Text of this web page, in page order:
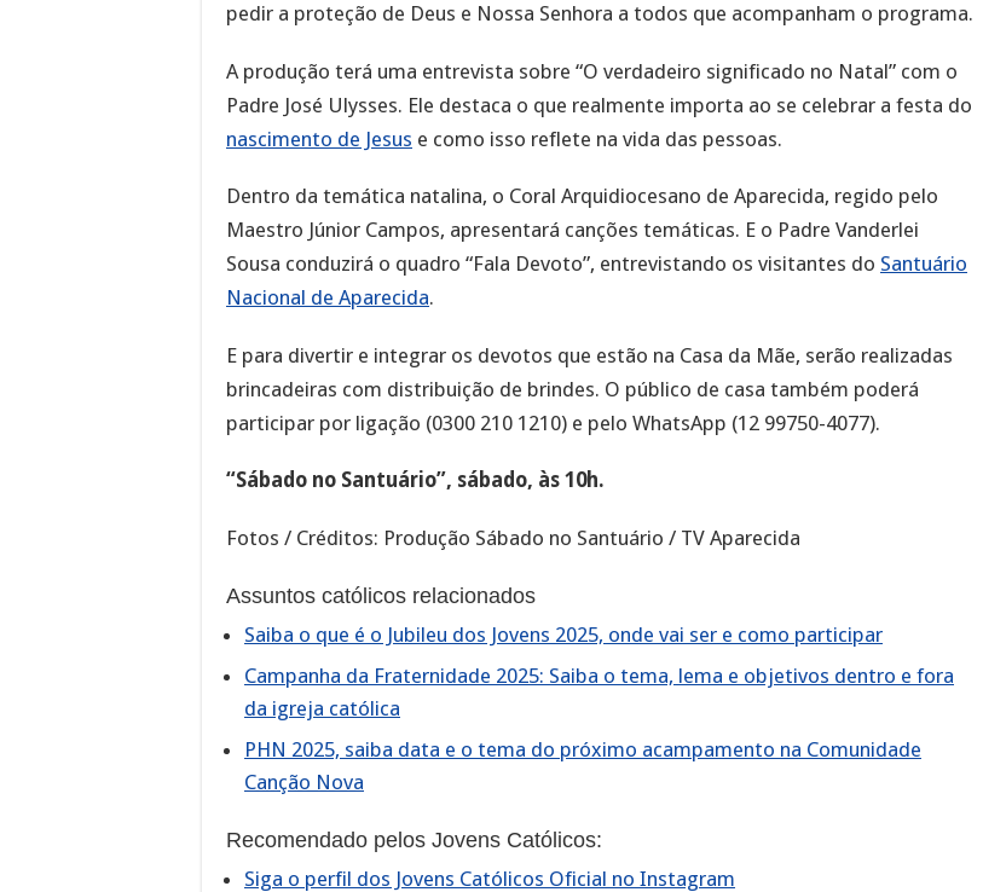
pedir a proteção de Deus e Nossa Senhora a todos que acompanham o programa.
A produção terá uma entrevista sobre “O verdadeiro significado no Natal” com o
Padre José Ulysses. Ele destaca o que realmente importa ao se celebrar a festa do
nascimento de Jesus e como isso reflete na vida das pessoas.
Dentro da temática natalina, o Coral Arquidiocesano de Aparecida, regido pelo
Maestro Júnior Campos, apresentará canções temáticas. E o Padre Vanderlei
Sousa conduzirá o quadro “Fala Devoto”, entrevistando os visitantes do Santuário
Nacional de Aparecida.
E para divertir e integrar os devotos que estão na Casa da Mãe, serão realizadas
brincadeiras com distribuição de brindes. O público de casa também poderá
participar por ligação (0300 210 1210) e pelo WhatsApp (12 99750-4077).
“Sábado no Santuário”, sábado, às 10h.
Fotos / Créditos: Produção Sábado no Santuário / TV Aparecida
Assuntos católicos relacionados
Saiba o que é o Jubileu dos Jovens 2025, onde vai ser e como participar
Campanha da Fraternidade 2025: Saiba o tema, lema e objetivos dentro e fora
da igreja católica
PHN 2025, saiba data e o tema do próximo acampamento na Comunidade
Canção Nova
Recomendado pelos Jovens Católicos:
Siga o perfil dos Jovens Católicos Oficial no Instagram